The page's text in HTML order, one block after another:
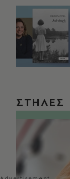
ΣΤΗΛΕΣ